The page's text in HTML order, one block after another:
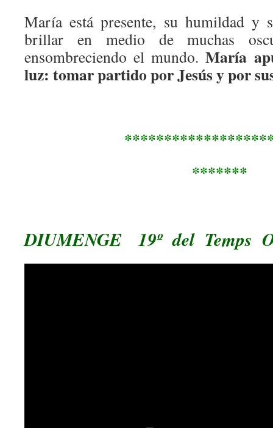
María está presente, su humildad y
brillar en medio de muchas
ensombreciendo el mundo.María
luz: tomar partido por Jesús y por
*******
DIUMENGE 19º del Temps